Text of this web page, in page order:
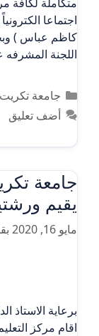
اجتماعا
كاظم عباس )
اللجنة
التصنيفات
جامعة تكريت
أضف تعليق
جامعة
يقيم
مايو 16, 2020
برعاية